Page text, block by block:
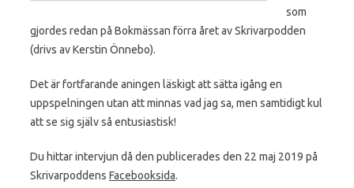
som
gjordes redan på Bokmässan förra året av Skrivarpodden
(drivs av Kerstin Önnebo).
Det är fortfarande aningen läskigt att sätta igång en
uppspelningen utan att minnas vad jag sa, men samtidigt kul
att se sig själv så entusiastisk!
Du hittar intervjun då den publicerades den 22 maj 2019 på
Skrivarpoddens Facebooksida.